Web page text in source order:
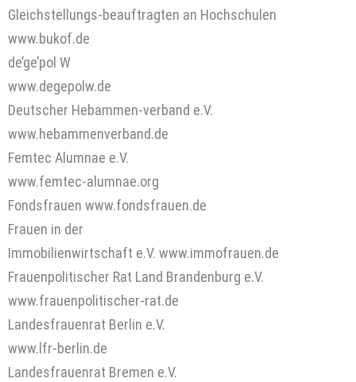
Gleichstellungs-beauftragten an Hochschulen
www.bukof.de
de’ge’pol W
www.degepolw.de
Deutscher Hebammen-verband e.V.
www.hebammenverband.de
Femtec Alumnae e.V.
www.femtec-alumnae.org
Fondsfrauen www.fondsfrauen.de
Frauen in der
Immobilienwirtschaft e.V. www.immofrauen.de
Frauenpolitischer Rat Land Brandenburg e.V.
www.frauenpolitischer-rat.de
Landesfrauenrat Berlin e.V.
www.lfr-berlin.de
Landesfrauenrat Bremen e.V.